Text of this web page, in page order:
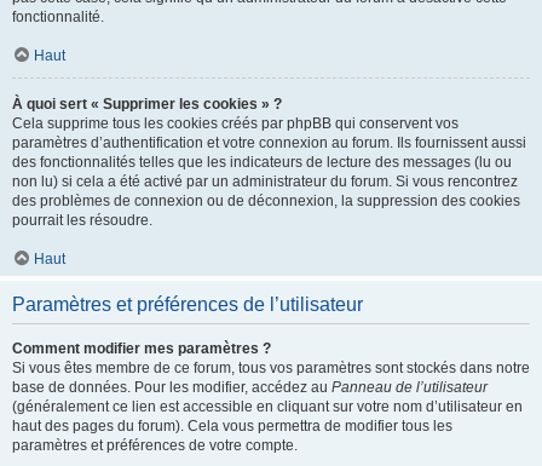
fonctionnalité.
Haut
À quoi sert « Supprimer les cookies » ?
Cela supprime tous les cookies créés par phpBB qui conservent vos
paramètres d’authentification et votre connexion au forum. Ils fournissent aussi
des fonctionnalités telles que les indicateurs de lecture des messages (lu ou
non lu) si cela a été activé par un administrateur du forum. Si vous rencontrez
des problèmes de connexion ou de déconnexion, la suppression des cookies
pourrait les résoudre.
Haut
Paramètres et préférences de l’utilisateur
Comment modifier mes paramètres ?
Si vous êtes membre de ce forum, tous vos paramètres sont stockés dans notre
base de données. Pour les modifier, accédez au Panneau de l’utilisateur
(généralement ce lien est accessible en cliquant sur votre nom d’utilisateur en
haut des pages du forum). Cela vous permettra de modifier tous les
paramètres et préférences de votre compte.